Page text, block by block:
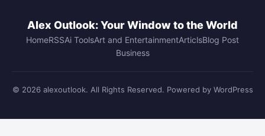
Alex Outlook: Your Window to the World
HomeRSSAi ToolsArt and EntertainmentArticlsBlog Post
Business
© 2026 alexoutlook. All Rights Reserved. Powered by WordPress